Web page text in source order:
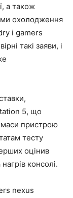
а також
охолодження
і gamers
такі заяви, і
5, що
пристрою
тесту
оцінив
консолі.
nexus